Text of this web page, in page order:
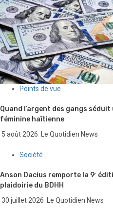
Points de vue
Quand l’argent des gangs
féminine haïtienne
5 août 2026 Le Quotidien News
Société
Anson Dacius remporte la 9ᵉ
plaidoirie du BDHH
30 juillet 2026 Le Quotidien News